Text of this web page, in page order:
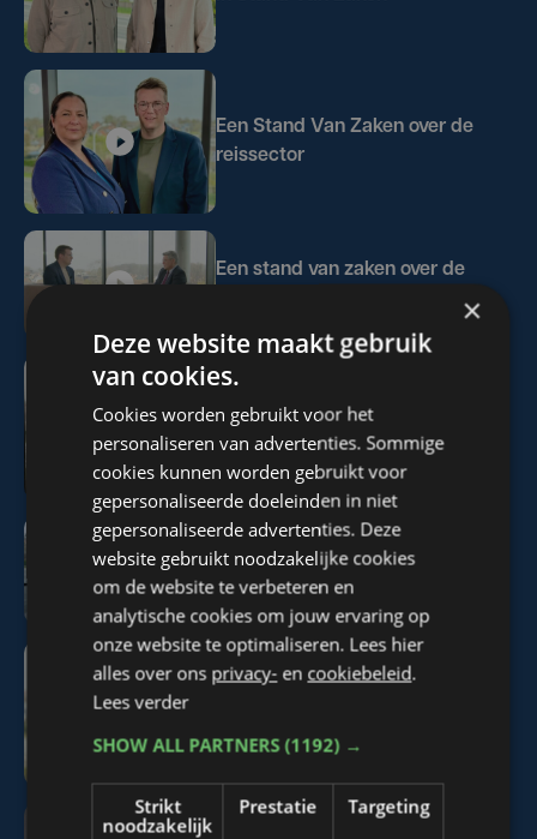
Een Stand Van Zaken over de
reissector
Een stand van zaken over de
Een stand van zaken in de
zorgsector
Hoe gaan we naar ons werk?
×
Deze website maakt gebruik
van cookies.
Cookies worden gebruikt voor het
personaliseren van advertenties. Sommige
cookies kunnen worden gebruikt voor
gepersonaliseerde doeleinden in niet
gepersonaliseerde advertenties. Deze
website gebruikt noodzakelijke cookies
om de website te verbeteren en
analytische cookies om jouw ervaring op
onze website te optimaliseren. Lees hier
alles over ons privacy- en cookiebeleid.
Lees verder
SHOW ALL PARTNERS(1192) →
Strikt
noodzakelijk
Prestatie Targeting